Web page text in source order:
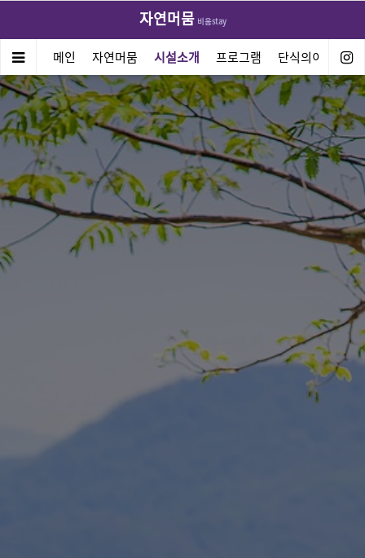
자연머뭄비움stay
메인 자연머뭄 시설소개 프로그램 단식의이해방법